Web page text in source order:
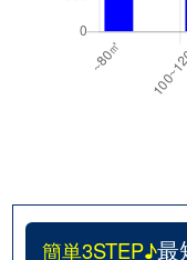
簡単3STEP♪最